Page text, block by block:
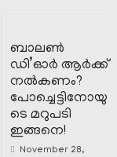
ബാലൺ
ഡി’ഓർ ആർക്ക്
നൽകണം?
പോച്ചെട്ടിനോയു
ടെ മറുപടി
ഇങ്ങനെ!
November 28,